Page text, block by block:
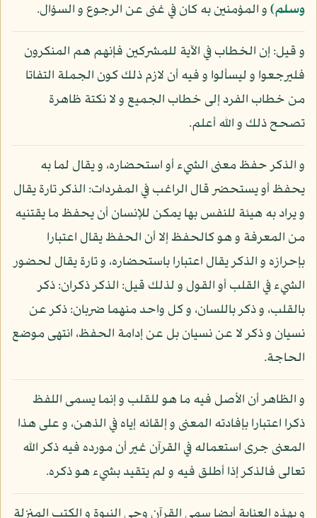
وسلم)و المؤمنين به كان في غنى عن الرجوع و السؤال.
و قيل: إن الخطاب في الآية للمشركين فإنهم هم المنكرون
فليرجعوا و ليسألوا و فيه أن لازم ذلك كون الجملة التفاتا
من خطاب الفرد إلى خطاب الجميع و لا نكتة ظاهرة
تصحح ذلك و الله أعلم.
و الذكر حفظ معنى الشيء أو استحضاره، و يقال لما به
يحفظ أو يستحضر قال الراغب في المفردات: الذكر تارة يقال
و يراد به هيئة للنفس بها يمكن للإنسان أن يحفظ ما يقتنيه
من المعرفة و هو كالحفظ إلا أن الحفظ يقال اعتبارا
بإحرازه و الذكر يقال اعتبارا باستحضاره، و تارة يقال لحضور
الشيء في القلب أو القول و لذلك قيل: الذكر ذكران: ذكر
بالقلب، و ذكر باللسان، و كل واحد منهما ضربان: ذكر عن
نسيان و ذكر لا عن نسيان بل عن إدامة الحفظ، انتهى موضع
الحاجة.
و الظاهر أن الأصل فيه ما هو للقلب و إنما يسمى اللفظ
ذكرا اعتبارا بإفادته المعنى و إلقائه إياه في الذهن، و على هذا
المعنى جرى استعماله في القرآن غير أن مورده فيه ذكر الله
تعالى فالذكر إذا أطلق فيه و لم يتقيد بشيء هو ذكره.
و بهذه العناية أيضا سمي القرآن وحي النبوة و الكتب المنزلة